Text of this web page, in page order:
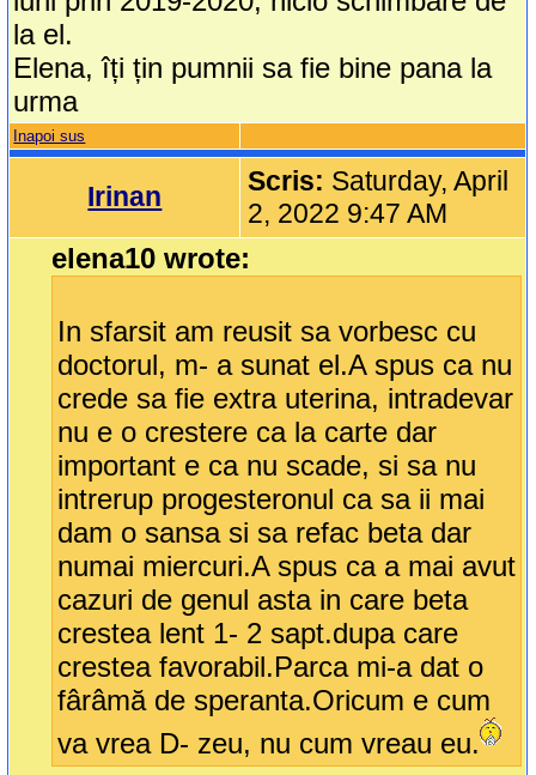
la el.
Elena, îți țin pumnii sa fie bine pana la
urma
Inapoi sus
Irinan Scris: Saturday, April
2, 2022 9:47 AM
elena10 wrote:
In sfarsit am reusit sa vorbesc cu
doctorul, m- a sunat el.A spus ca nu
crede sa fie extra uterina, intradevar
nu e o crestere ca la carte dar
important e ca nu scade, si sa nu
intrerup progesteronul ca sa ii mai
dam o sansa si sa refac beta dar
numai miercuri.A spus ca a mai avut
cazuri de genul asta in care beta
crestea lent 1- 2 sapt.dupa care
crestea favorabil.Parca mi-a dat o
fârâmă de speranta.Oricum e cum
va vrea D- zeu, nu cum vreau eu.